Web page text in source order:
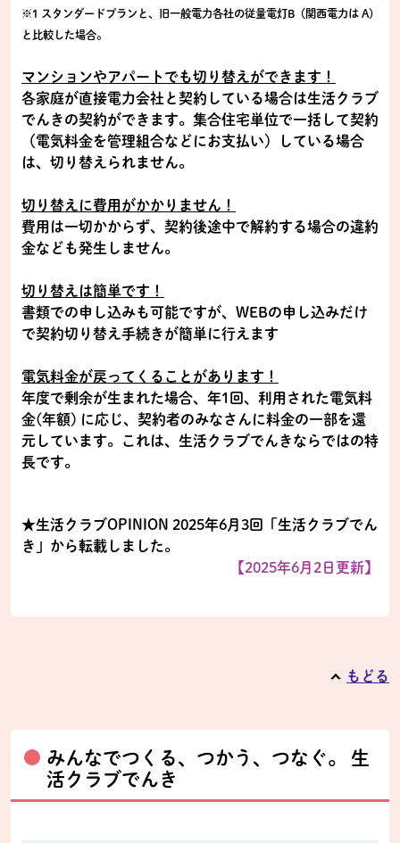
※1 スタンダードプランと、旧一般電力各社の従量電灯B（関西電力は A)
と比較した場合。
マンションやアパートでも切り替えができます！
各家庭が直接電力会社と契約している場合は生活クラブ
でんきの契約ができます。集合住宅単位で一括して契約
（電気料金を管理組合などにお支払い）している場合
は、切り替えられません。
切り替えに費用がかかりません！
費用は一切かからず、契約後途中で解約する場合の違約
金なども発生しません。
切り替えは簡単です！
書類での申し込みも可能ですが、WEBの申し込みだけ
で契約切り替え手続きが簡単に行えます
電気料金が戻ってくることがあります！
年度で剰余が生まれた場合、年1回、利用された電気料
金(年額) に応じ、契約者のみなさんに料金の一部を還
元しています。これは、生活クラブでんきならではの特
長です。
★生活クラブOPINION 2025年6月3回「生活クラブでん
き」から転載しました。
【2025年6月2日更新】
もどる
みんなでつくる、つかう、つなぐ。 生
活クラブでんき